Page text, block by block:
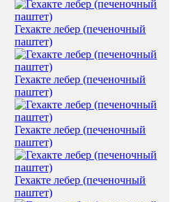
Гехакте лебер (печеночный
паштет)
Гехакте лебер (печеночный
паштет)
Гехакте лебер (печеночный
паштет)
Гехакте лебер (печеночный
паштет)